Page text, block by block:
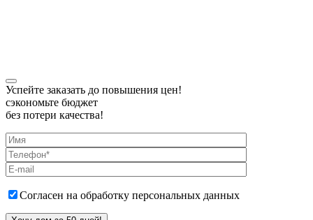
Успейте заказать до повышения цен!
сэкономьте бюджет
без потери качества!
Согласен на обработку персональных данных